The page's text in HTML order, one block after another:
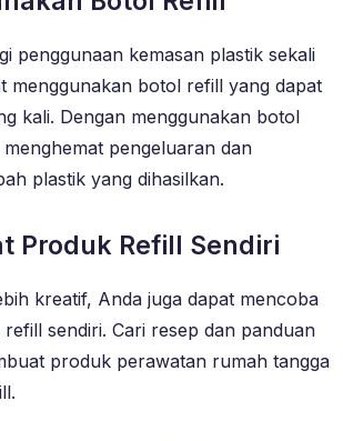
penggunaan kemasan plastik sekali
menggunakan botol refill yang dapat
kali. Dengan menggunakan botol
pengeluaran dan
plastik yang dihasilkan.
Produk Refill Sendiri
kreatif, Anda juga dapat mencoba
sendiri. Cari resep dan panduan
produk perawatan rumah tangga